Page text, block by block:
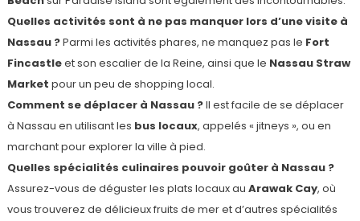
Quelles activités sont à ne pas manquer lors d’une visite à
Nassau ?Parmi les activités phares, ne manquez pas le Fort
Fincastleet son escalier de la Reine, ainsi que le Nassau Straw
Market pour un peu de shopping local.
Comment se déplacer à Nassau ?Il est facile de se déplacer
à Nassau en utilisant les bus locaux, appelés « jitneys », ou en
marchant pour explorer la ville à pied.
Quelles spécialités culinaires pouvoir goûter à Nassau ?
Assurez-vous de déguster les plats locaux au Arawak Cay, où
vous trouverez de délicieux fruits de mer et d’autres spécialités